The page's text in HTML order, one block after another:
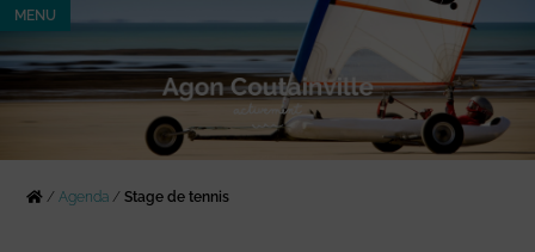
MENU
/Agenda /Stage de tennis